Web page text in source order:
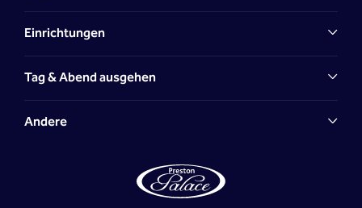
Einrichtungen
Tag & Abend ausgehen
Andere